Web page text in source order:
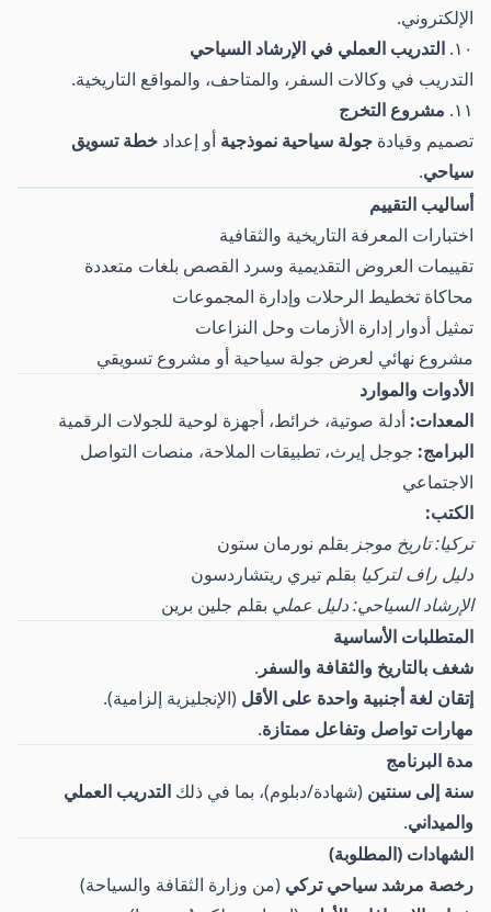
الإلكتروني.
١٠. التدريب العملي في الإرشاد السياحي
التدريب في وكالات السفر، والمتاحف، والمواقع التاريخية.
١١. مشروع التخرج
تصميم وقيادة جولة سياحية نموذجية أو إعداد خطة تسويق
سياحي.
أساليب التقييم
اختبارات المعرفة التاريخية والثقافية
تقييمات العروض التقديمية وسرد القصص بلغات متعددة
محاكاة تخطيط الرحلات وإدارة المجموعات
تمثيل أدوار إدارة الأزمات وحل النزاعات
مشروع نهائي لعرض جولة سياحية أو مشروع تسويقي
الأدوات والموارد
المعدات: أدلة صوتية، خرائط، أجهزة لوحية للجولات الرقمية
البرامج: جوجل إيرث، تطبيقات الملاحة، منصات التواصل
الاجتماعي
الكتب:
تركيا: تاريخ موجز بقلم نورمان ستون
دليل راف لتركيا بقلم تيري ريتشاردسون
الإرشاد السياحي: دليل عملي بقلم جلين برين
المتطلبات الأساسية
شغف بالتاريخ والثقافة والسفر .
إتقان لغة أجنبية واحدة على الأقل (الإنجليزية إلزامية).
مهارات تواصل وتفاعل ممتازة.
مدة البرنامج
سنة إلى سنتين (شهادة/دبلوم)، بما في ذلك التدريب العملي
والميداني.
الشهادات (المطلوبة)
رخصة مرشد سياحي تركي (من وزارة الثقافة والسياحة)